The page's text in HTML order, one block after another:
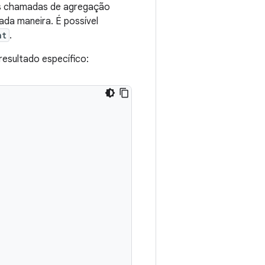
de agregação
maneira. É possível
.
específico: